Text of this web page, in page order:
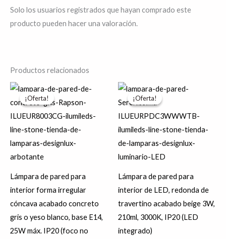
Solo los usuarios registrados que hayan comprado este
producto pueden hacer una valoración.
Productos relacionados
¡Oferta!
¡Oferta!
Lámpara de pared para
interior forma irregular
cóncava acabado concreto
gris o yeso blanco, base E14,
25W máx. IP20 (foco no
precio
original
$489.98.
precio
actual
$391.99.
Este
producto
tiene
múltiples
variantes.
Las
¡Oferta!
¡Oferta!
Lámpara de pared para
interior de LED, redonda de
travertino acabado beige 3W,
210ml, 3000K, IP20 (LED
integrado)
precio
original
$2,279.13.
El
precio
$1,981.86.